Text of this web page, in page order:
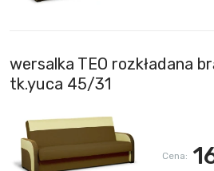
wersalka TEO rozkładana
tk.yuca 45/31
Cena: